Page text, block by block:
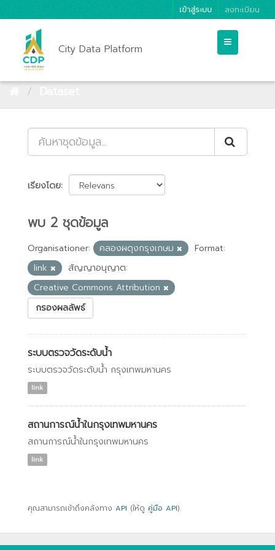
เข้าสู่ระบบ ลงทะเบียน
City Data Platform
เรียงโดย
พบ 2 ชุดข้อมูล
Organisationer: คลองผดุงกรุงเกษม
Format:
link
สัญญาอนุญาต:
Creative Commons Attribution
กรองผลลัพธ์
ระบบตรวจวัดระดับน้ำ
ระบบตรวจวัดระดับน้ำ กรุงเทพมหานคร
link
สถานการณ์น้ำในกรุงเทพมหานคร
สถานการณ์น้ำในกรุงเทพมหานคร
link
คุณสามารถเข้าถึงคลังทาง API (ให้ดู คู่มือ API).